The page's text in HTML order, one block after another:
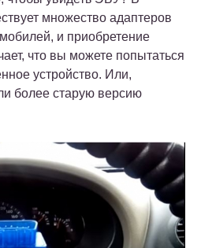
множество адаптеров
и приобретение
что вы можете попытаться
устройство. Или,
более старую версию